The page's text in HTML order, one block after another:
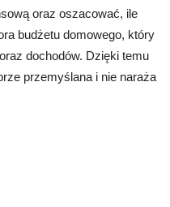
oraz oszacować, ile
budżetu domowego, który
dochodów. Dzięki temu
przemyślana i nie naraża